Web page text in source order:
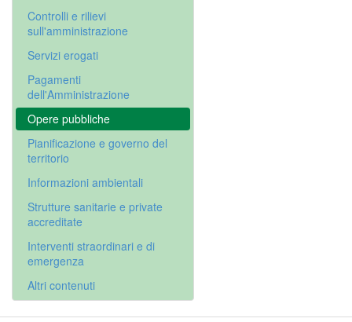
Controlli e rilievi
sull'amministrazione
Servizi erogati
Pagamenti
dell'Amministrazione
Opere pubbliche
Pianificazione e governo del
territorio
Informazioni ambientali
Strutture sanitarie e private
accreditate
Interventi straordinari e di
emergenza
Altri contenuti